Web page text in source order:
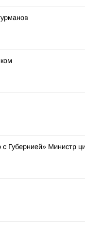
Губернией» Министр